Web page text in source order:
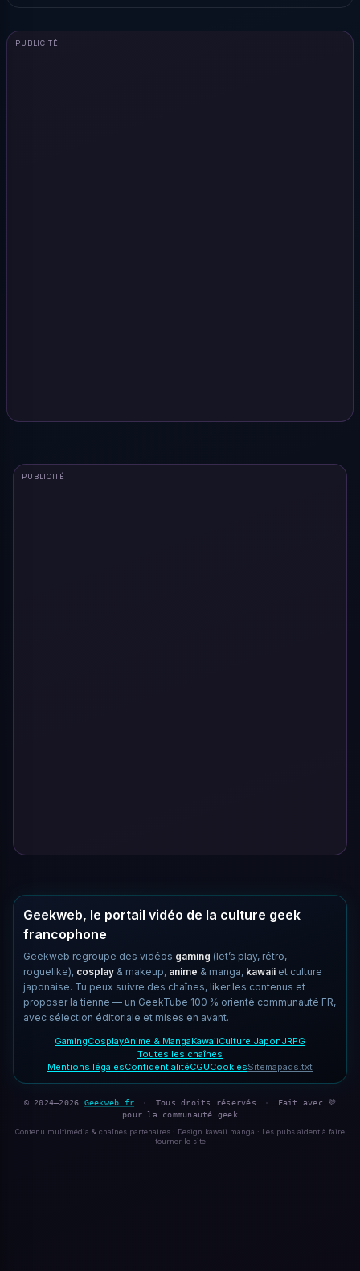
PUBLICITÉ
PUBLICITÉ
Geekweb, le portail vidéo de la culture geek
francophone
Geekweb regroupe des vidéos gaming (let’s play, rétro,
roguelike), cosplay & makeup, anime & manga, kawaii et culture
japonaise. Tu peux suivre des chaînes, liker les contenus et
proposer la tienne — un GeekTube 100 % orienté communauté FR,
avec sélection éditoriale et mises en avant.
GamingCosplayAnime & MangaKawaiiCulture JaponJRPG
Toutes les chaînes
Mentions légalesConfidentialitéCGUCookiesSitemapads.txt
© 2024–2026 Geekweb.fr · Tous droits réservés ·
Fait avec 💜
pour la communauté geek
Contenu multimédia & chaînes partenaires · Design kawaii manga · Les pubs aident à faire
tourner le site